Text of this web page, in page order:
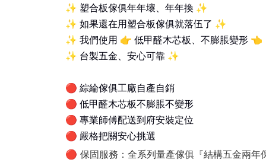
✨ 塑合板傢俱年年壞、年年換 ✨
✨ 如果還在用塑合板傢俱就落伍了 ✨
✨ 我們使用 👉 低甲醛木芯板、不膨脹變形 👈
✨ 台製五金、安心可靠 ✨
🔴 綜綸傢俱工廠自產自銷
🔴 低甲醛木芯板不膨脹不變形
🔴 專業師傅配送到府安裝定位
🔴 嚴格把關安心挑選
🔴 保固服務：全系列量產傢俱『結構五金兩年